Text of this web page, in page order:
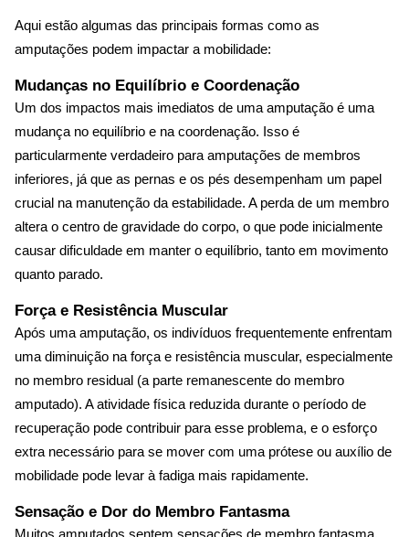
Aqui estão algumas das principais formas como as
amputações podem impactar a mobilidade:
Mudanças no Equilíbrio e Coordenação
Um dos impactos mais imediatos de uma amputação é uma
mudança no equilíbrio e na coordenação. Isso é
particularmente verdadeiro para amputações de membros
inferiores, já que as pernas e os pés desempenham um papel
crucial na manutenção da estabilidade. A perda de um membro
altera o centro de gravidade do corpo, o que pode inicialmente
causar dificuldade em manter o equilíbrio, tanto em movimento
quanto parado.
Força e Resistência Muscular
Após uma amputação, os indivíduos frequentemente enfrentam
uma diminuição na força e resistência muscular, especialmente
no membro residual (a parte remanescente do membro
amputado). A atividade física reduzida durante o período de
recuperação pode contribuir para esse problema, e o esforço
extra necessário para se mover com uma prótese ou auxílio de
mobilidade pode levar à fadiga mais rapidamente.
Sensação e Dor do Membro Fantasma
Muitos amputados sentem sensações de membro fantasma,